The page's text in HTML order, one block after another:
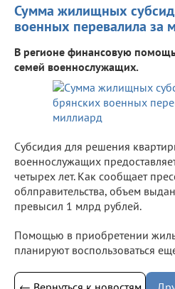
Сумма жилищных
военных перевалила за
В регионе финансовую
семей военнослужащих.
Субсидия для решения
военнослужащих
четырех лет. Как сообщает
облправительства, объем
превысил 1 млрд рублей.
Помощью в приобретении
планируют воспользоваться